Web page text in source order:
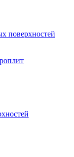
поверхностей